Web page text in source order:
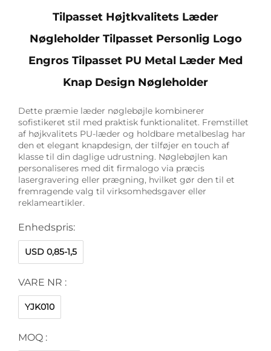
Tilpasset Højtkvalitets Læder
Nøgleholder Tilpasset Personlig Logo
Engros Tilpasset PU Metal Læder Med
Knap Design Nøgleholder
Dette præmie læder nøglebøjle kombinerer
sofistikeret stil med praktisk funktionalitet. Fremstillet
af højkvalitets PU-læder og holdbare metalbeslag har
den et elegant knapdesign, der tilføjer en touch af
klasse til din daglige udrustning. Nøglebøjlen kan
personaliseres med dit firmalogo via præcis
lasergravering eller prægning, hvilket gør den til et
fremragende valg til virksomhedsgaver eller
reklameartikler.
Enhedspris:
USD 0,85-1,5
VARE NR :
YJK010
MOQ :